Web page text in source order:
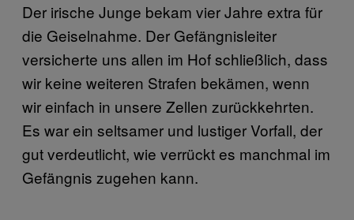
Der irische Junge bekam vier Jahre extra für
die Geiselnahme. Der Gefängnisleiter
versicherte uns allen im Hof schließlich, dass
wir keine weiteren Strafen bekämen, wenn
wir einfach in unsere Zellen zurückkehrten.
Es war ein seltsamer und lustiger Vorfall, der
gut verdeutlicht, wie verrückt es manchmal im
Gefängnis zugehen kann.